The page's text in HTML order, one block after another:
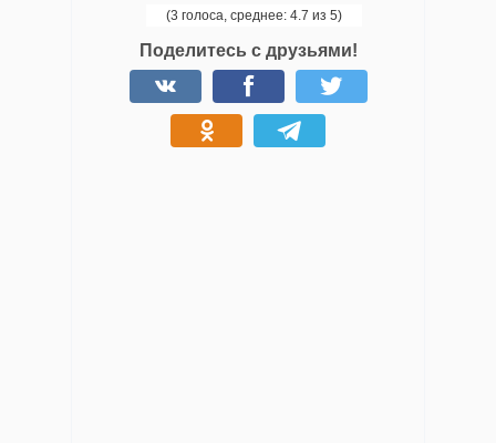
(3 голоса, среднее: 4.7 из 5)
Поделитесь с друзьями!